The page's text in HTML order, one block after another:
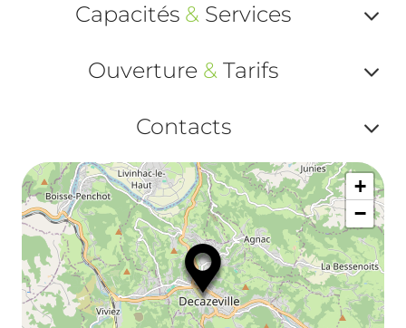
ou
Capacités & Services
ou
Ouverture & Tarifs
ou
et
Contacts
ou
+
−